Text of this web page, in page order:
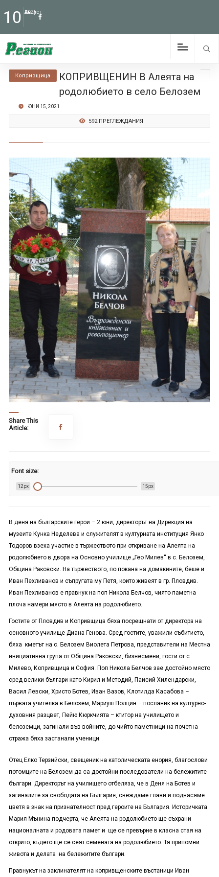
10 Август
2026
Копривщица
КОПРИВЩЕНИН В Алеята на
родолюбието в село Белозем
ЮНИ 15, 2021
592 ПРЕГЛЕЖДАНИЯ
Share This
Article:
Font size:
12px 15px
В деня на българските герои – 2 юни, директорът на Дирекция на
музеите Кунка Неделева и служителят в културната институция Янко
Тодоров взеха участие в тържеството при откриване на Алеята на
родолюбието в двора на Основно училище „Гео Милев“ в с. Белозем,
Община Раковски. На тържеството, по покана на домакините, беше и
Иван Пехливанов и съпругата му Петя, които живеят в гр. Пловдив.
Иван Пехливанов е правнук на поп Никола Белчов, чиято паметна
плоча намери място в Алеята на родолюбието.
Гостите от Пловдив и Копривщица бяха посрещнати от директора на
основното училище Диана Генова. Сред гостите, уважили събитието,
бяха кметът на с. Белозем Виолета Петрова, представители на Местна
инициативна група от Община Раковски, бизнесмени, гости от с.
Милево, Копривщица и София. Поп Никола Белчов зае достойно място
сред велики българи като Кирил и Методий, Паисий Хилендарски,
Васил Левски, Христо Ботев, Иван Вазов, Клотилда Касабова –
първата учителка в Белозем, Мариуш Полцин – посланик на културно-
духовния разцвет, Пейю Кюркчията – ктитор на училището и
белоземци, загинали във войните, до чийто паметници на почетна
стража бяха застанали ученици.
Отец Елко Терзийски, свещеник на католическата енория, благослови
потомците на Белозем да са достойни последователи на бележитите
българи. Директорът на училището отбеляза, че в Деня на Ботев и
загиналите за свободата на България, свеждаме глави и поднасяме
цветя в знак на признателност пред героите на България. Историчката
Мария Мънина подчерта, че Алеята на родолюбието ще съхрани
националната и родовата памет и ще се превърне в класна стая на
открито, където ще се сеят семената на родолюбието. Тя припомни
живота и делата на бележитите българи.
Правнукът на заклинателят на копривщенските въстаници Иван